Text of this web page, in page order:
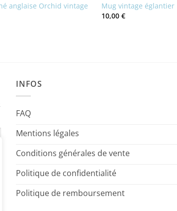
anglaise Orchid vintage
Mug vintage églantier
10,00€
INFOS
FAQ
Mentions légales
Conditions générales de vente
Politique de confidentialité
Politique de remboursement